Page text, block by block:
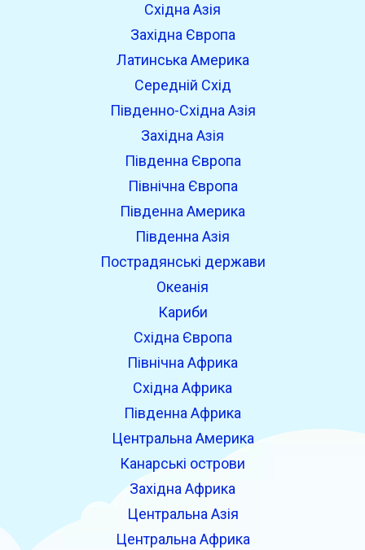
Східна Азія
Західна Європа
Латинська Америка
Середній Схід
Південно-Східна Азія
Західна Азія
Південна Європа
Північна Європа
Південна Америка
Південна Азія
Пострадянські держави
Океанія
Кариби
Східна Європа
Північна Африка
Східна Африка
Південна Африка
Центральна Америка
Канарські острови
Західна Африка
Центральна Азія
Центральна Африка